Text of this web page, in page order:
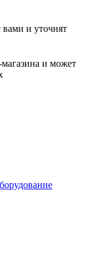
и уточнят
магазина и может